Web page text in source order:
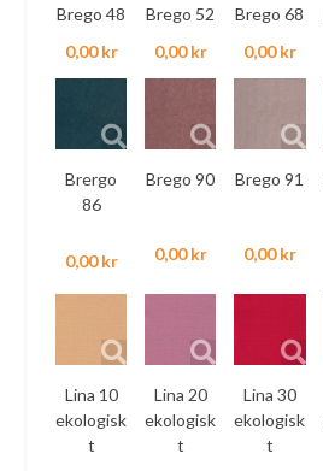
Brego 48
0,00 kr
Brego 52
0,00 kr
Brego 68
0,00 kr
Brergo
86
0,00 kr
Brego 90
0,00 kr
Brego 91
0,00 kr
Lina 10
ekologisk
t
Lina 20
ekologisk
t
Lina 30
ekologisk
t